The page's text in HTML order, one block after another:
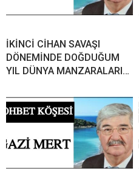
İKİNCİ CİHAN SAVAŞI
DÖNEMİNDE DOĞDUĞUM
YIL DÜNYA MANZARALARI…